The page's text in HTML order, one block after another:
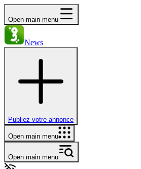
Open main menu
News
Publiez votre annonce
Open main menu
Open main menu